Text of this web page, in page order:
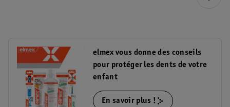
elmex vous donne des conseils
pour protéger les dents de votre
enfant
En savoir plus !